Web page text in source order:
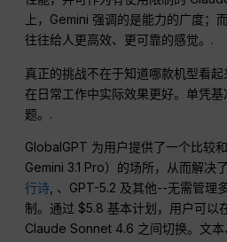
上，Gemini 强调的是能力的广度；
往往给人更高效、更可靠的感觉。.
真正的挑战不在于知道哪款机型看
在日常工作中实际效果更好。单凭
题。.
GlobalGPT 为用户提供了一个比较
Gemini 3.1 Pro）的场所，从而解决
行诗 , 、GPT-5.2 及其他--无需管理
制。通过 $5.8 基本计划，用户可以
Claude Sonnet 4.6 之间切换。文